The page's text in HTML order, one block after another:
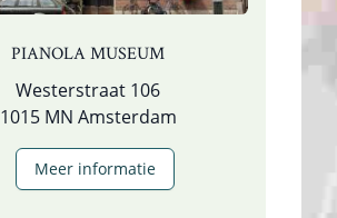
PIANOLA MUSEUM
Westerstraat 106
1015 MN Amsterdam
Meer informatie